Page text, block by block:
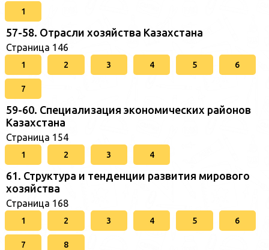
1
57-58. Отрасли хозяйства Казахстана
Страница 146
1 2 3 4 5 6
7
59-60. Специализация экономических районов
Казахстана
Страница 154
1 2 3 4
61. Структура и тенденции развития мирового
хозяйства
Страница 168
1 2 3 4 5 6
7 8